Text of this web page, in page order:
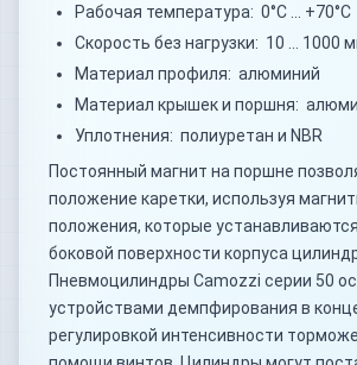
Рабочая температура: 0°C … +70°C
Скорость без нагрузки: 10 … 1000
Материал профиля: алюминий
Материал крышек и поршня:
Уплотнения: полиуретан и NBR
Постоянный магнит на поршне
положение каретки, используя
положения, которые
боковой поверхности корпуса
Пневмоцилиндры Camozzi серии 50
устройствами демпфирования в
регулировкой интенсивности